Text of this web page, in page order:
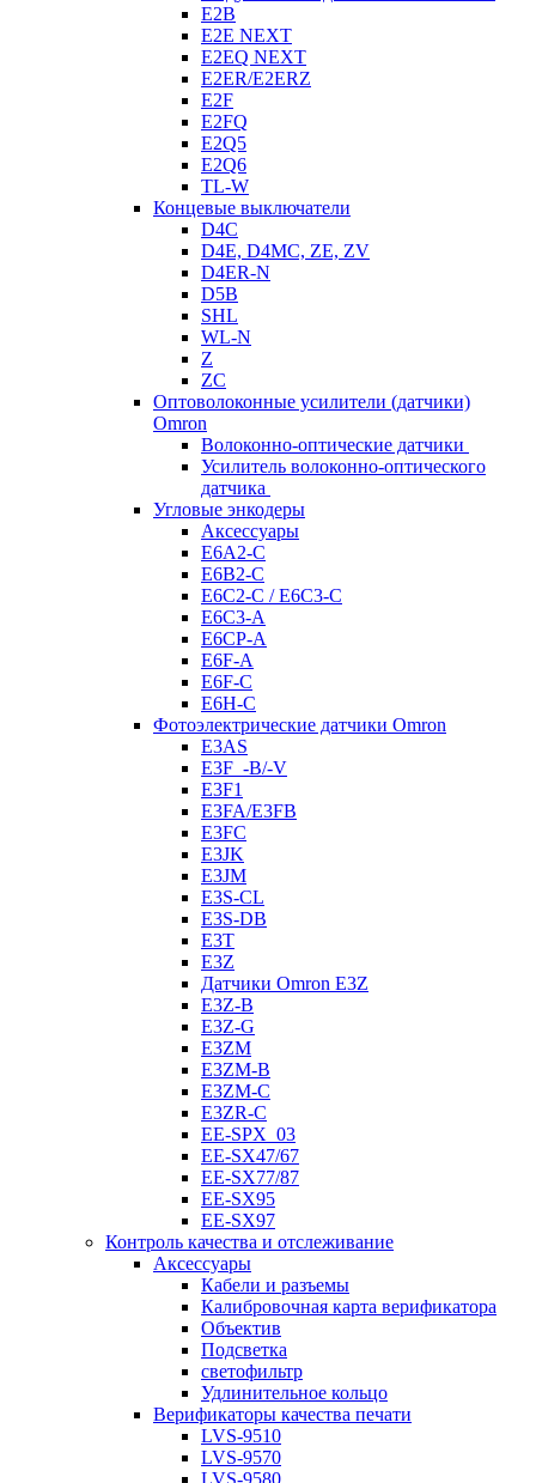
E2B
E2E NEXT
E2EQ NEXT
E2ER/E2ERZ
E2F
E2FQ
E2Q5
E2Q6
TL-W
Концевые выключатели
D4C
D4E, D4MC, ZE, ZV
D4ER-N
D5B
SHL
WL-N
Z
ZC
Оптоволоконные усилители (датчики)
Omron
Волоконно-оптические датчики
Усилитель волоконно-оптического
датчика
Угловые энкодеры
Аксессуары
E6A2-C
E6B2-C
E6C2-C / E6C3-C
E6C3-A
E6CP-A
E6F-A
E6F-C
E6H-C
Фотоэлектрические датчики Omron
E3AS
E3F_-B/-V
E3F1
E3FA/E3FB
E3FC
E3JK
E3JM
E3S-CL
E3S-DB
E3T
E3Z
Датчики Omron E3Z
E3Z-B
E3Z-G
E3ZM
E3ZM-B
E3ZM-C
E3ZR-C
EE-SPX_03
EE-SX47/67
EE-SX77/87
EE-SX95
EE-SX97
Контроль качества и отслеживание
Аксессуары
Кабели и разъемы
Калибровочная карта верификатора
Объектив
Подсветка
светофильтр
Удлинительное кольцо
Верификаторы качества печати
LVS-9510
LVS-9570
LVS-9580